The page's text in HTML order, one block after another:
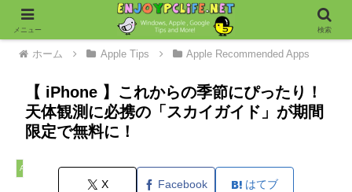
ホーム Apple Tips Apple Recommended Apps
【 iPhone 】これからの季節にぴったり！
天体観測に必携の「スカイガイド」が期間
限定で無料に！
Apple Recommended Apps
X Facebook はてブ
メニュー 検索